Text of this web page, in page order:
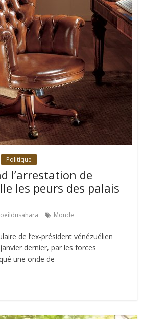
Politique
l’arrestation de
les peurs des palais
Monde
de l’ex-président vénézuélien
dernier, par les forces
une onde de